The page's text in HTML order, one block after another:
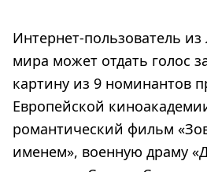
Интернет-пользователь
мира может отдать голос
картину из 9 номинантов
Европейской
романтический фильм
именем», военную драму